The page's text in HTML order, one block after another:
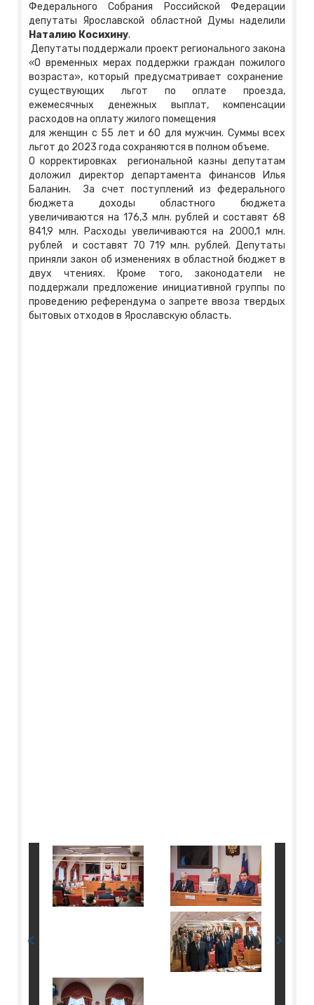
Федерального Собрания Российской Федерации
депутаты Ярославской областной Думы наделили
Наталию Косихину.
Депутаты поддержали проект регионального закона
«О временных мерах поддержки граждан пожилого
возраста», который предусматривает сохранение
существующих льгот по оплате проезда,
ежемесячных денежных выплат, компенсации
расходов на оплату жилого помещения
для женщин с 55 лет и 60 для мужчин. Суммы всех
льгот до 2023 года сохраняются в полном объеме.
О корректировках региональной казны депутатам
доложил директор департамента финансов Илья
Баланин. За счет поступлений из федерального
бюджета доходы областного бюджета
увеличиваются на 176,3 млн. рублей и составят 68
841,9 млн. Расходы увеличиваются на 2000,1 млн.
рублей и составят 70 719 млн. рублей. Депутаты
приняли закон об изменениях в областной бюджет в
двух чтениях. Кроме того, законодатели не
поддержали предложение инициативной группы по
проведению референдума о запрете ввоза твердых
бытовых отходов в Ярославскую область.